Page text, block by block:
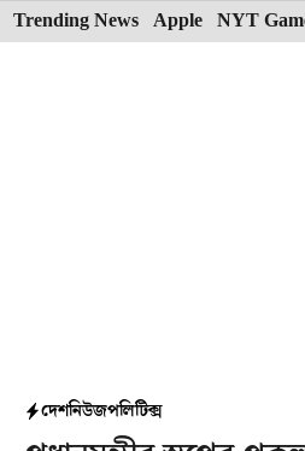
Skip
to
Trending News Apple NYT
দেশনিউজপলিটিক্স